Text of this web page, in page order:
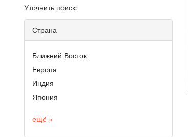
Уточнить поиск:
Страна
Ближний Восток
Европа
Индия
Япония
ещё »